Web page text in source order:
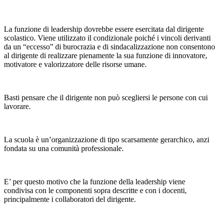
La funzione di leadership dovrebbe essere esercitata dal dirigente
scolastico. Viene utilizzato il condizionale poiché i vincoli derivanti
da un “eccesso” di burocrazia e di sindacalizzazione non consentono
al dirigente di realizzare pienamente la sua funzione di innovatore,
motivatore e valorizzatore delle risorse umane.
Basti pensare che il dirigente non può scegliersi le persone con cui
lavorare.
La scuola è un’organizzazione di tipo scarsamente gerarchico, anzi
fondata su una comunità professionale.
E’ per questo motivo che la funzione della leadership viene
condivisa con le componenti sopra descritte e con i docenti,
principalmente i collaboratori del dirigente.